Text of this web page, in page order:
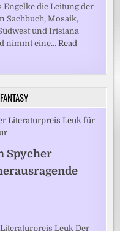
Engelke die Leitung der
Sachbuch, Mosaik,
und Irisiana
nimmt eine…Read
Spycher
Leuk Der